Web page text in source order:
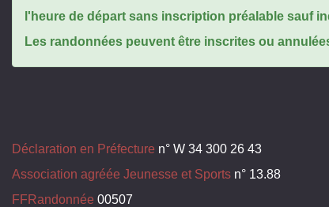
l'heure de départ sans inscription préalable sauf
Les randonnées peuvent être inscrites ou
Déclaration en Préfecture n° W 34 300 26 43
Association agréée Jeunesse et Sports n° 13.88
FFRandonnée 00507